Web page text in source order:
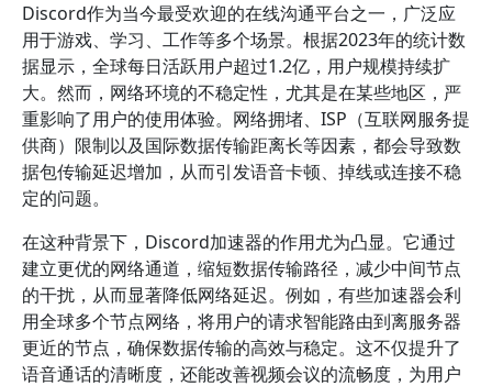
Discord作为当今最受欢迎的在线沟通平台之一，广泛应
用于游戏、学习、工作等多个场景。根据2023年的统计数
据显示，全球每日活跃用户超过1.2亿，用户规模持续扩
大。然而，网络环境的不稳定性，尤其是在某些地区，严
重影响了用户的使用体验。网络拥堵、ISP（互联网服务提
供商）限制以及国际数据传输距离长等因素，都会导致数
据包传输延迟增加，从而引发语音卡顿、掉线或连接不稳
定的问题。
在这种背景下，Discord加速器的作用尤为凸显。它通过
建立更优的网络通道，缩短数据传输路径，减少中间节点
的干扰，从而显著降低网络延迟。例如，有些加速器会利
用全球多个节点网络，将用户的请求智能路由到离服务器
更近的节点，确保数据传输的高效与稳定。这不仅提升了
语音通话的清晰度，还能改善视频会议的流畅度，为用户